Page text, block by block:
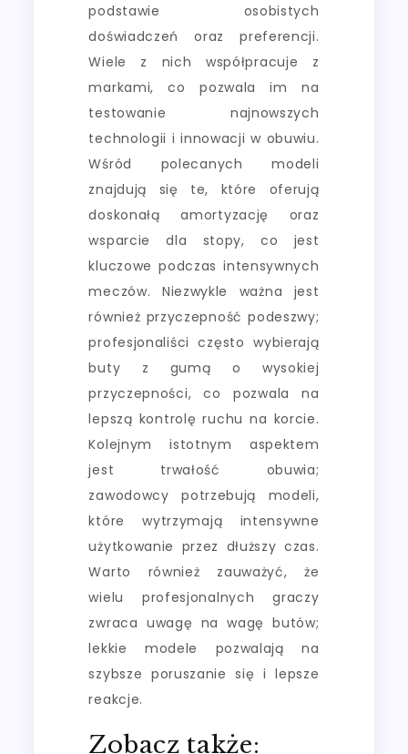
podstawie osobistych
doświadczeń oraz preferencji.
Wiele z nich współpracuje z
markami, co pozwala im na
testowanie najnowszych
technologii i innowacji w obuwiu.
Wśród polecanych modeli
znajdują się te, które oferują
doskonałą amortyzację oraz
wsparcie dla stopy, co jest
kluczowe podczas intensywnych
meczów. Niezwykle ważna jest
również przyczepność podeszwy;
profesjonaliści często wybierają
buty z gumą o wysokiej
przyczepności, co pozwala na
lepszą kontrolę ruchu na korcie.
Kolejnym istotnym aspektem
jest trwałość obuwia;
zawodowcy potrzebują modeli,
które wytrzymają intensywne
użytkowanie przez dłuższy czas.
Warto również zauważyć, że
wielu profesjonalnych graczy
zwraca uwagę na wagę butów;
lekkie modele pozwalają na
szybsze poruszanie się i lepsze
reakcje.
Zobacz także: